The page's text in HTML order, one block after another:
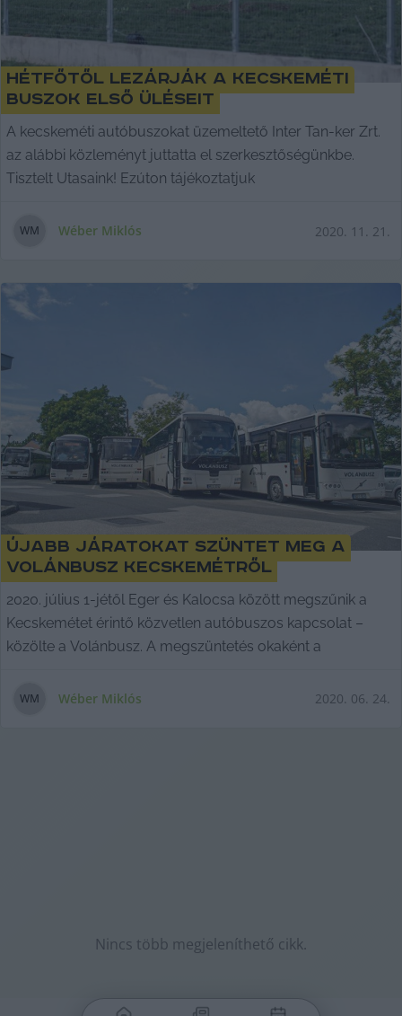
Hétfőtől lezárják a kecskeméti
buszok első üléseit
A kecskeméti autóbuszokat üzemeltető Inter Tan-ker Zrt.
az alábbi közleményt juttatta el szerkesztőségünkbe.
Tisztelt Utasaink! Ezúton tájékoztatjuk
WM Wéber Miklós 2020. 11. 21.
Újabb járatokat szüntet meg a
Volánbusz Kecskemétről
2020. július 1-jétől Eger és Kalocsa között megszűnik a
Kecskemétet érintő közvetlen autóbuszos kapcsolat –
közölte a Volánbusz. A megszüntetés okaként a
WM Wéber Miklós 2020. 06. 24.
Nincs több megjeleníthető cikk.